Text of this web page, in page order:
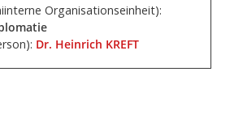
Organisationseinheit):
Dr. Heinrich KREFT